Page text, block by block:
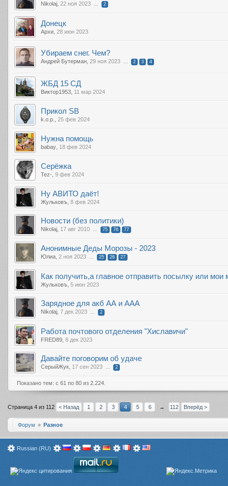
Nikolaj 22 ноя 2023 ... 2
Донецк
Архи 28 июн 2023
Убираем снег. Чем?
Андрей Бутерман 29 ноя 2023 ... 2 3 4
ЖБД 15 СД
Виктор1953 11 мар 2024
Прикол SB
k.o.p. 25 фев 2024
Нужна помощь
babay 18 фев 2024
Серёжка
Tez- 9 фев 2024
Ну АВИТО даёт!
Жульковъ 8 фев 2024
Новости (без политики)
Nikolaj 17 авг 2010 ... 75 76 77
Анонимные Деды Морозы - 2023
Юлиа 2 ноя 2023 ... 25 26 27
Как получить,а главное отправить посылку или мои
Жульковъ 5 июн 2023
Зарядное для акб АА и ААА
Nikolaj 7 дек 2023 ... 2
Работа почтового отделения "Хиславичи"
FRED89 8 дек 2023
Давайте поговорим об удаче
СерыйЖук 17 сен 2023 ... 2
Показано тем: с 61 по 80 из 2.224.
Страница 4 из 112 < Назад 1 2 3 4 5 6 → 112 Вперёд >
Форум Разное
Russian (RU)